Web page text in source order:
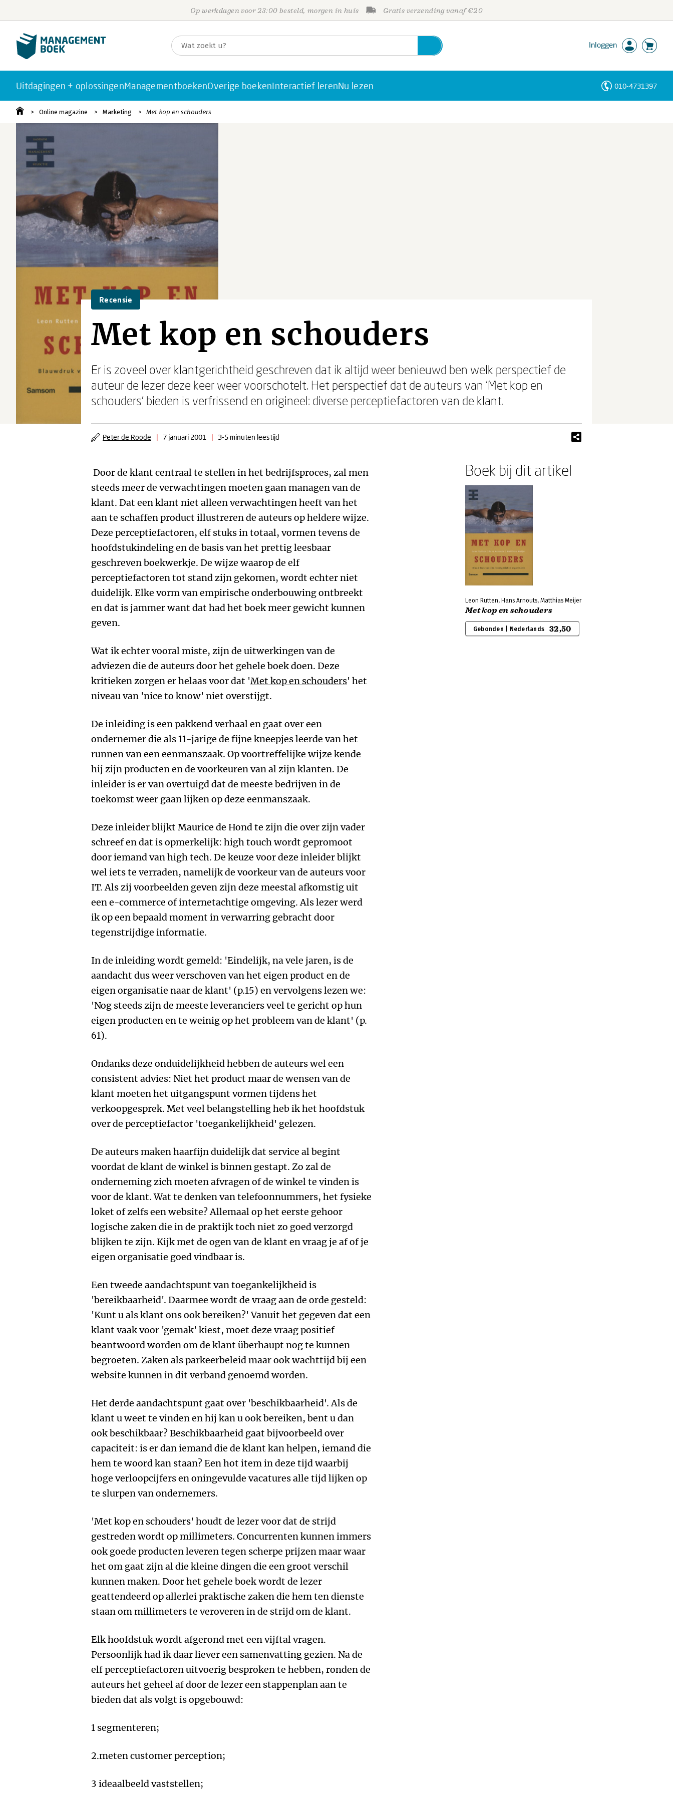
Op werkdagen voor 23:00 besteld, morgen in huis Gratis verzending vanaf €20
Inloggen
Uitdagingen + oplossingenManagementboekenOverige boekenInteractief lerenNu lezen 010-4731397
Online magazine Marketing Met kop en schouders
Recensie
Met kop en schouders
Er is zoveel over klantgerichtheid geschreven dat ik altijd weer benieuwd ben welk perspectief de
auteur de lezer deze keer weer voorschotelt. Het perspectief dat de auteurs van 'Met kop en
schouders' bieden is verfrissend en origineel: diverse perceptiefactoren van de klant.
Peter de Roode | 7 januari 2001 | 3-5 minuten leestijd
Door de klant centraal te stellen in het bedrijfsproces, zal men
steeds meer de verwachtingen moeten gaan managen van de
klant. Dat een klant niet alleen verwachtingen heeft van het
aan te schaffen product illustreren de auteurs op heldere wijze.
Deze perceptiefactoren, elf stuks in totaal, vormen tevens de
hoofdstukindeling en de basis van het prettig leesbaar
geschreven boekwerkje. De wijze waarop de elf
perceptiefactoren tot stand zijn gekomen, wordt echter niet
duidelijk. Elke vorm van empirische onderbouwing ontbreekt
en dat is jammer want dat had het boek meer gewicht kunnen
geven.
Wat ik echter vooral miste, zijn de uitwerkingen van de
adviezen die de auteurs door het gehele boek doen. Deze
kritieken zorgen er helaas voor dat 'Met kop en schouders' het
niveau van 'nice to know' niet overstijgt.
De inleiding is een pakkend verhaal en gaat over een
ondernemer die als 11-jarige de fijne kneepjes leerde van het
runnen van een eenmanszaak. Op voortreffelijke wijze kende
hij zijn producten en de voorkeuren van al zijn klanten. De
inleider is er van overtuigd dat de meeste bedrijven in de
toekomst weer gaan lijken op deze eenmanszaak.
Deze inleider blijkt Maurice de Hond te zijn die over zijn vader
schreef en dat is opmerkelijk: high touch wordt gepromoot
door iemand van high tech. De keuze voor deze inleider blijkt
wel iets te verraden, namelijk de voorkeur van de auteurs voor
IT. Als zij voorbeelden geven zijn deze meestal afkomstig uit
een e-commerce of internetachtige omgeving. Als lezer werd
ik op een bepaald moment in verwarring gebracht door
tegenstrijdige informatie.
In de inleiding wordt gemeld: 'Eindelijk, na vele jaren, is de
aandacht dus weer verschoven van het eigen product en de
eigen organisatie naar de klant' (p.15) en vervolgens lezen we:
'Nog steeds zijn de meeste leveranciers veel te gericht op hun
eigen producten en te weinig op het probleem van de klant' (p.
61).
Ondanks deze onduidelijkheid hebben de auteurs wel een
consistent advies: Niet het product maar de wensen van de
klant moeten het uitgangspunt vormen tijdens het
verkoopgesprek. Met veel belangstelling heb ik het hoofdstuk
over de perceptiefactor 'toegankelijkheid' gelezen.
De auteurs maken haarfijn duidelijk dat service al begint
voordat de klant de winkel is binnen gestapt. Zo zal de
onderneming zich moeten afvragen of de winkel te vinden is
voor de klant. Wat te denken van telefoonnummers, het fysieke
loket of zelfs een website? Allemaal op het eerste gehoor
logische zaken die in de praktijk toch niet zo goed verzorgd
blijken te zijn. Kijk met de ogen van de klant en vraag je af of je
eigen organisatie goed vindbaar is.
Een tweede aandachtspunt van toegankelijkheid is
'bereikbaarheid'. Daarmee wordt de vraag aan de orde gesteld:
'Kunt u als klant ons ook bereiken?' Vanuit het gegeven dat een
klant vaak voor 'gemak' kiest, moet deze vraag positief
beantwoord worden om de klant überhaupt nog te kunnen
begroeten. Zaken als parkeerbeleid maar ook wachttijd bij een
website kunnen in dit verband genoemd worden.
Het derde aandachtspunt gaat over 'beschikbaarheid'. Als de
klant u weet te vinden en hij kan u ook bereiken, bent u dan
ook beschikbaar? Beschikbaarheid gaat bijvoorbeeld over
capaciteit: is er dan iemand die de klant kan helpen, iemand die
hem te woord kan staan? Een hot item in deze tijd waarbij
hoge verloopcijfers en oningevulde vacatures alle tijd lijken op
te slurpen van ondernemers.
'Met kop en schouders' houdt de lezer voor dat de strijd
gestreden wordt op millimeters. Concurrenten kunnen immers
ook goede producten leveren tegen scherpe prijzen maar waar
het om gaat zijn al die kleine dingen die een groot verschil
kunnen maken. Door het gehele boek wordt de lezer
geattendeerd op allerlei praktische zaken die hem ten dienste
staan om millimeters te veroveren in de strijd om de klant.
Elk hoofdstuk wordt afgerond met een vijftal vragen.
Persoonlijk had ik daar liever een samenvatting gezien. Na de
elf perceptiefactoren uitvoerig besproken te hebben, ronden de
auteurs het geheel af door de lezer een stappenplan aan te
bieden dat als volgt is opgebouwd:
1 segmenteren;
2.meten customer perception;
3 ideaalbeeld vaststellen;
Boek bij dit artikel
Leon Rutten, Hans Arnouts, Matthias Meijer
Met kop en schouders
Gebonden | Nederlands 32,50
Personen